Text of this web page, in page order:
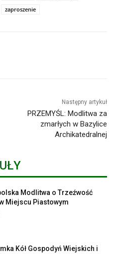
zaproszenie
Następny artykuł
PRZEMYŚL: Modlitwa za
zmarłych w Bazylice
Archikatedralnej
Modlitwa o Trzeźwość
Miejscu Piastowym
Kół Gospodyń Wiejskich i